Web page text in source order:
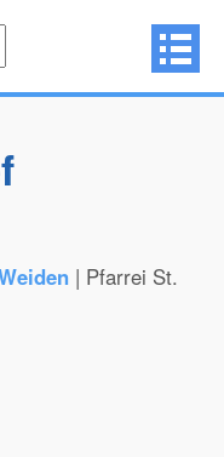
| Pfarrei St.